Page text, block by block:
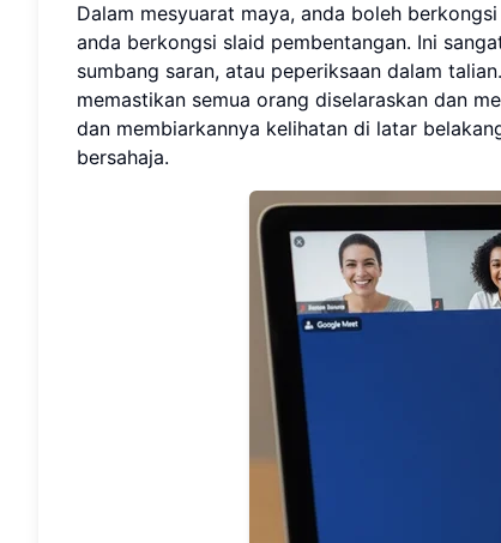
Dalam mesyuarat maya, anda boleh
anda berkongsi slaid pembentangan. Ini
sumbang saran, atau peperiksaan dalam
memastikan semua orang diselaraskan dan
dan membiarkannya kelihatan di latar
bersahaja.